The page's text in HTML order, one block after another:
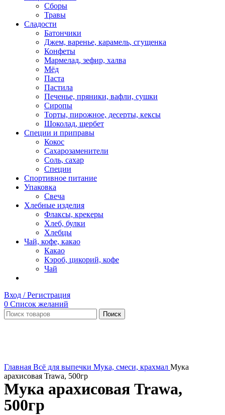
Сборы
Травы
Сладости
Батончики
Джем, варенье, карамель, сгущенка
Конфеты
Мармелад, зефир, халва
Мёд
Паста
Пастила
Печенье, пряники, вафли, сушки
Сиропы
Торты, пирожное, десерты, кексы
Шоколад, щербет
Специи и приправы
Кокос
Сахарозаменители
Соль, сахар
Специи
Спортивное питание
Упаковка
Свеча
Хлебные изделия
Флаксы, крекеры
Хлеб, булки
Хлебцы
Чай, кофе, какао
Какао
Кэроб, цикорий, кофе
Чай
Вход / Регистрация
0 Список желаний
Поиск
Главная Всё для выпечки Мука, смеси, крахмал Мука
арахисовая Trawa, 500гр
Мука арахисовая Trawa,
500гр